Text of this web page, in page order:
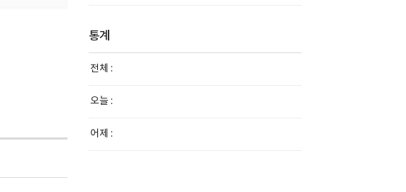
통계
전체 :
오늘 :
어제 :